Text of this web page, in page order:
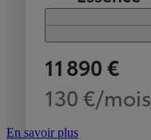
11 890 €
130 €/mois
En savoir plus